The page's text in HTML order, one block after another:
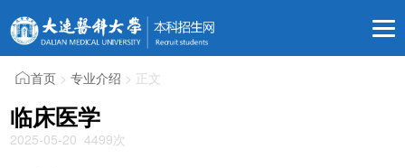
首页> 专业介绍 > 正文
临床医学
2025-05-204499次